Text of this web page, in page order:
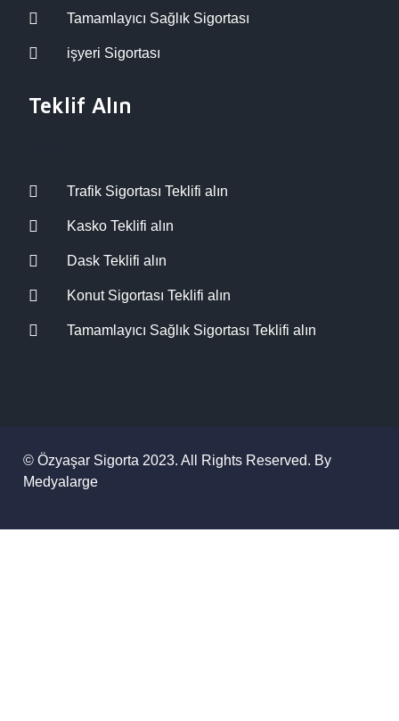
Tamamlayıcı Sağlık Sigortası
işyeri Sigortası
Teklif Alın
Trafik Sigortası Teklifi alın
Kasko Teklifi alın
Dask Teklifi alın
Konut Sigortası Teklifi alın
Tamamlayıcı Sağlık Sigortası Teklifi alın
© Özyaşar Sigorta 2023. All Rights Reserved. By
Medyalarge